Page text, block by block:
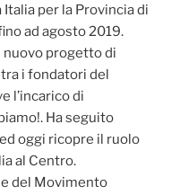
per la Provincia di
ad agosto 2019.
progetto di
tra i fondatori del
l’incarico di
Ha seguito
oggi ricopre il ruolo
al Centro.
del Movimento